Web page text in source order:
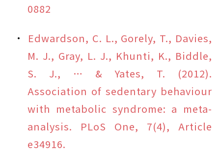
0882
Edwardson, C. L., Gorely, T., Davies,
M. J., Gray, L. J., Khunti, K., Biddle,
S. J., … & Yates, T. (2012).
Association of sedentary behaviour
with metabolic syndrome: a meta-
analysis. PLoS One, 7(4), Article
e34916.